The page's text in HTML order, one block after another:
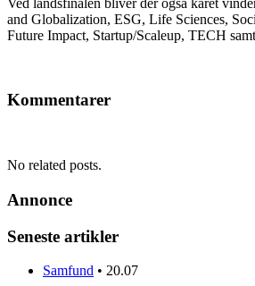
and Globalization, ESG, Life Sciences,
Future Impact, Startup/Scaleup, TECH
Kommentarer
No related posts.
Annonce
Seneste artikler
Samfund • 20.07